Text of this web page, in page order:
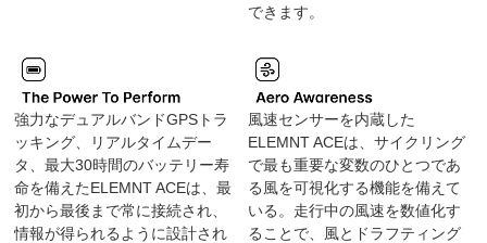
できます。
強力なデュアルバンドGPSトラ
ッキング、リアルタイムデー
タ、最大30時間のバッテリー寿
命を備えたELEMNT ACEは、最
初から最後まで常に接続され、
情報が得られるように設計され
風速センサーを内蔵した
ELEMNT ACEは、サイクリング
で最も重要な変数のひとつであ
る風を可視化する機能を備えて
いる。走行中の風速を数値化す
ることで、風とドラフティング